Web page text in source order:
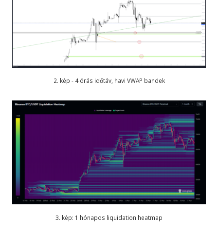
2. kép - 4 órás időtáv, havi VWAP bandek
3. kép: 1 hónapos liquidation heatmap